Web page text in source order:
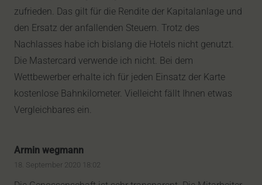
zufrieden. Das gilt für die Rendite der Kapitalanlage und
den Ersatz der anfallenden Steuern. Trotz des
Nachlasses habe ich bislang die Hotels nicht genutzt.
Die Mastercard verwende ich nicht. Bei dem
Wettbewerber erhalte ich für jeden Einsatz der Karte
kostenlose Bahnkilometer. Vielleicht fällt Ihnen etwas
Vergleichbares ein.
Armin wegmann
18. September 2020 18:02